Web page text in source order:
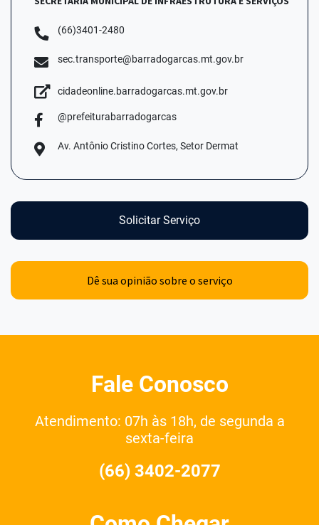
(66)3401-2480
sec.transporte@barradogarcas.mt.gov.br
cidadeonline.barradogarcas.mt.gov.br
@prefeiturabarradogarcas
Av. Antônio Cristino Cortes, Setor Dermat
Solicitar Serviço
Dê sua opinião sobre o serviço
Fale Conosco
Atendimento: 07h às 18h, de segunda a
sexta-feira
(66) 3402-2077